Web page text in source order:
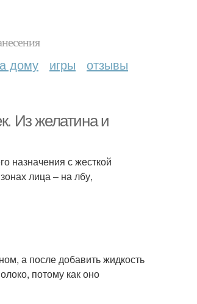
дому игры отзывы
Из желатина и
назначения с жесткой
лица – на лбу,
а после добавить жидкость
потому как оно